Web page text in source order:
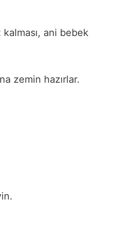
ani bebek
zemin hazırlar.